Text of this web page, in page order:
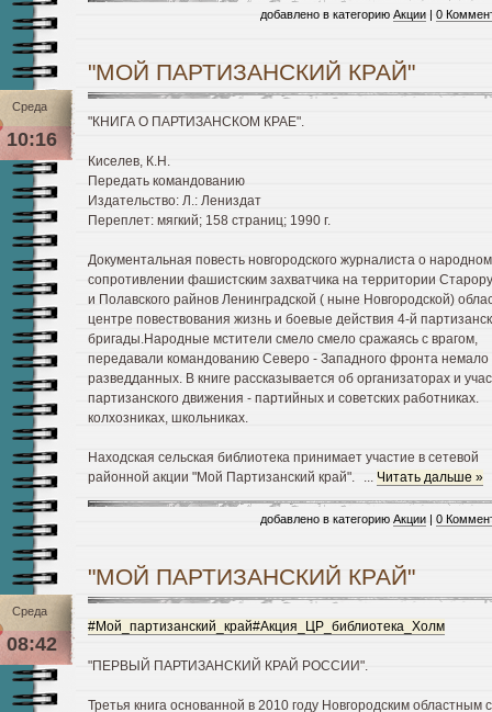
добавлено в категорию Акции | 0
"МОЙ ПАРТИЗАНСКИЙ КРАЙ"
Среда
10:16
"КНИГА О ПАРТИЗАНСКОМ КРАЕ".
Киселев, К.Н.
Передать командованию
Издательство: Л.: Лениздат
Переплет: мягкий; 158 страниц; 1990 г.
Документальная повесть новгородского журналиста о народном
сопротивлении фашистским захватчика на территории
и Полавского райнов Ленинградской ( ныне Новгородской)
центре повествования жизнь и боевые действия 4-й
бригады.Народные мстители смело смело сражаясь с врагом,
передавали командованию Северо - Западного фронта немало
разведданных. В книге рассказывается об организаторах и
партизанского движения - партийных и советских работниках.
колхозниках, школьниках.
Находская сельская библиотека принимает участие в сетевой
районной акции "Мой Партизанский край".
... Читать дальше »
добавлено в категорию Акции | 0
"МОЙ ПАРТИЗАНСКИЙ КРАЙ"
Среда
08:42
#Мой_партизанский_край#Акция_ЦР_библиотека_Холм
"ПЕРВЫЙ ПАРТИЗАНСКИЙ КРАЙ РОССИИ".
Третья книга основанной в 2010 году Новгородским областным